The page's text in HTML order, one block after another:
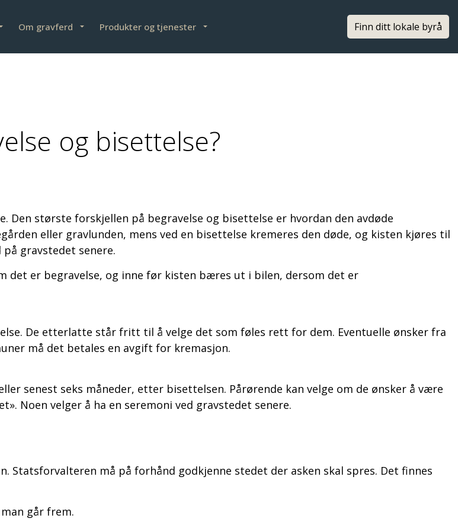
Om gravferd Produkter og tjenester Finn ditt lokale byrå
og bisettelse?
Den største forskjellen på begravelse og bisettelse er hvordan den avdøde
eller gravlunden, mens ved en bisettelse kremeres den døde, og kisten kjøres til
gravstedet senere.
det er begravelse, og inne før kisten bæres ut i bilen, dersom det er
De etterlatte står fritt til å velge det som føles rett for dem. Eventuelle ønsker fra
må det betales en avgift for kremasjon.
senest seks måneder, etter bisettelsen. Pårørende kan velge om de ønsker å være
Noen velger å ha en seremoni ved gravstedet senere.
Statsforvalteren må på forhånd godkjenne stedet der asken skal spres. Det finnes
går frem.